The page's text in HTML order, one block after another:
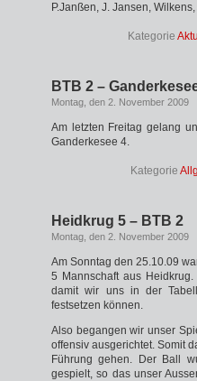
P.Janßen, J. Jansen,
Kategorie
BTB 2 –
Montag, den 2. November 2009
Am letzten Freitag gelang
Ganderkesee 4.
Kategorie
Heidkrug 5 – BTB 2
Montag, den 2. November 2009
Am Sonntag den 25.10.09
5 Mannschaft aus
damit wir uns in der
festsetzen können.
Also begangen wir unser
offensiv ausgerichtet. Somit
Führung gehen. Der Ball
gespielt, so das unser